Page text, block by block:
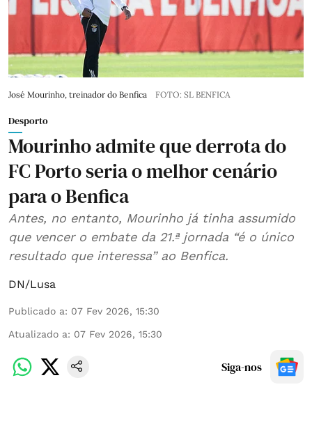
José Mourinho, treinador do Benfica FOTO: SL BENFICA
Desporto
Mourinho admite que derrota do
FC Porto seria o melhor cenário
para o Benfica
Antes, no entanto, Mourinho já tinha assumido
que vencer o embate da 21.ª jornada “é o único
resultado que interessa” ao Benfica.
DN/Lusa
Publicado a: 07 Fev 2026, 15:30
Atualizado a: 07 Fev 2026, 15:30
Siga-nos